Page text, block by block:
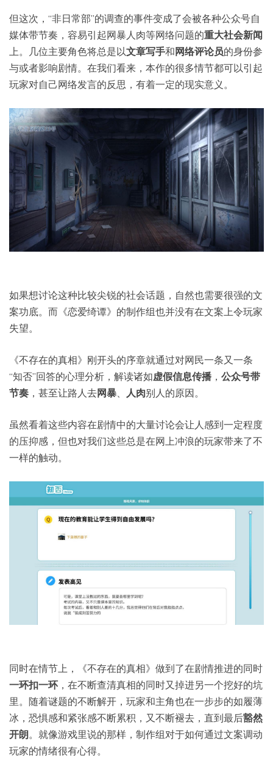
但这次，“非日常部”的调查的事件变成了会被各种公众号自
媒体带节奏，容易引起网暴人肉等网络问题的重大社会新闻
上。几位主要角色将总是以文章写手和 网络评论员的身份参
与或者影响剧情。在我们看来，本作的很多情节都可以引起
玩家对自己网络发言的反思，有着一定的现实意义。
如果想讨论这种比较尖锐的社会话题，自然也需要很强的文
案功底。而《恋爱绮谭》的制作组也并没有在文案上令玩家
失望。
《不存在的真相》刚开头的序章就通过对网民一条又一条
“知否”回答的心理分析，解读诸如虚假信息传播 ， 公众号带
节奏 ，甚至让路人去网暴、 人肉别人的原因。
虽然看着这些内容在剧情中的大量讨论会让人感到一定程度
的压抑感，但也对我们这些总是在网上冲浪的玩家带来了不
一样的触动。
同时在情节上，《不存在的真相》做到了在剧情推进的同时
一环扣一环，在不断查清真相的同时又掉进另一个挖好的坑
里。随着谜题的不断解开，玩家和主角也在一步步的如履薄
冰，恐惧感和紧张感不断累积，又不断褪去，直到最后豁然
开朗。就像游戏里说的那样，制作组对于如何通过文案调动
玩家的情绪很有心得。